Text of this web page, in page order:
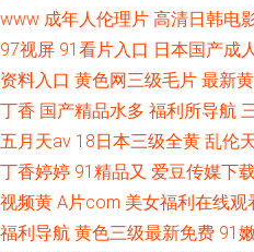
www 成年人伦理片 高清日韩电
97视屏 91看片入口 日本国产成
资料入口 黄色网三级毛片 最新
丁香 国产精品水多 福利所导航
五月天av 18日本三级全黄 乱伦
丁香婷婷 91精品又 爱豆传媒下
视频黄 A片com 美女福利在线观
福利导航 黄色三级最新免费 91